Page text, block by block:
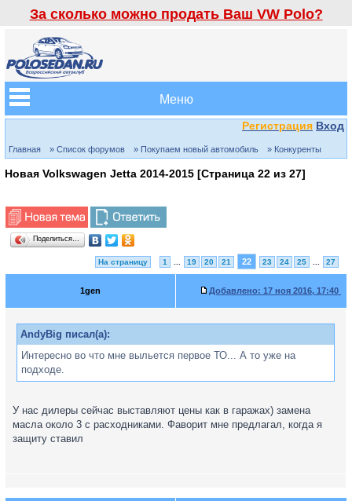
За сколько можно продать Ваш VW Polo?
Меню
Регистрация Вход
Главная » Список форумов » Покупаем новый автомобиль » Конкуренты
Новая Volkswagen Jetta 2014-2015 [Страница 22 из 27]
Поделиться…
На страницу 1 19 20 21 22 23 24 25 27
1gen Добавлено: 17 ноя 2016, 17:40
AndyBig писал(а):
Интересно во что мне выльется первое ТО... А то уже на
подходе.
У нас дилеры сейчас выставляют цены как в гаражах) замена
масла около 3 с расходниками. Фаворит мне предлагал, когда я
защиту ставил